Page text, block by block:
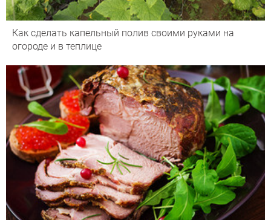
Как сделать капельный полив своими руками на
огороде и в теплице